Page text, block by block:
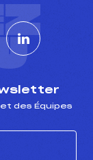
des Équipes